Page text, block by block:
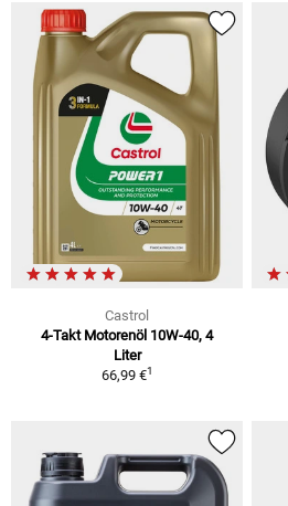
Castrol
4-Takt Motorenöl 10W-40, 4
Liter
66,99 €1